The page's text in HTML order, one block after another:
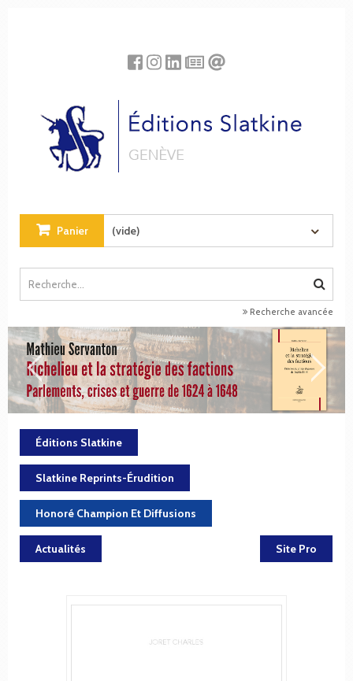
Panier (vide)
Recherche avancée
Éditions Slatkine
Slatkine Reprints-Érudition
Honoré Champion Et Diffusions
Actualités Site Pro